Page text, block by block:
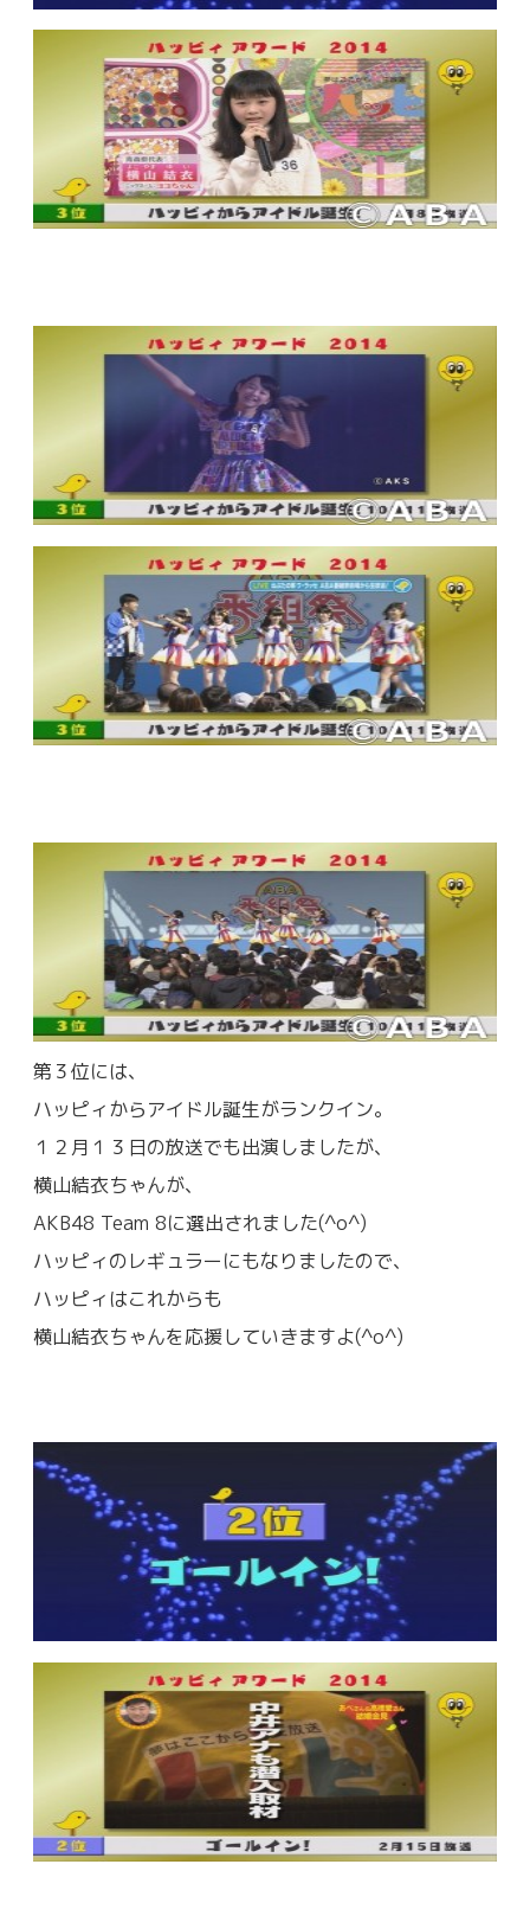
第３位には、
ハッピィからアイドル誕生がランクイン。
１２月１３日の放送でも出演しましたが、
横山結衣ちゃんが、
AKB48 Team 8に選出されました(^o^)
ハッピィのレギュラーにもなりましたので、
ハッピィはこれからも
横山結衣ちゃんを応援していきますよ(^o^)